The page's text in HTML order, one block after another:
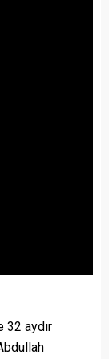
32 aydır